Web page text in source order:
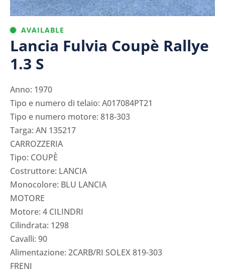
AVAILABLE
Lancia Fulvia Coupè Rallye
1.3 S
Anno: 1970
Tipo e numero di telaio: A017084PT21
Tipo e numero motore: 818-303
Targa: AN 135217
CARROZZERIA
Tipo: COUPÈ
Costruttore: LANCIA
Monocolore: BLU LANCIA
MOTORE
Motore: 4 CILINDRI
Cilindrata: 1298
Cavalli: 90
Alimentazione: 2CARB/RI SOLEX 819-303
FRENI